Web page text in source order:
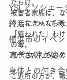
YSLアソシエー
終活について考
横浜市のイベ
70代女性が始
身体との付き
だらけ。
被害者家族は、
りしなきゃならな
「狙われた」わ
の毒。
息子さんたちのケ
ご近所の方が、報